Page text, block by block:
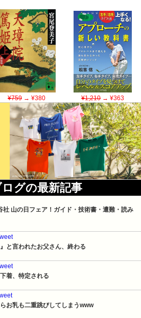
¥759→ ¥380 ¥1,210→ ¥363
グの最新記事
社 山の日フェア！ガイド・技術書・遭難・読み
と言われたお父さん、終わる
着、特定される
お乳も二重跳びしてしまうwww